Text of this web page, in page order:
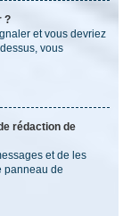
?
et vous devriez
vous
rédaction de
et de les
panneau de